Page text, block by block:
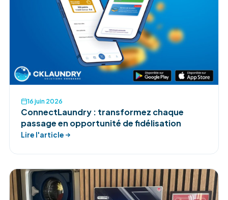
16 juin 2026
ConnectLaundry : transformez chaque
passage en opportunité de fidélisation
Lire l'article